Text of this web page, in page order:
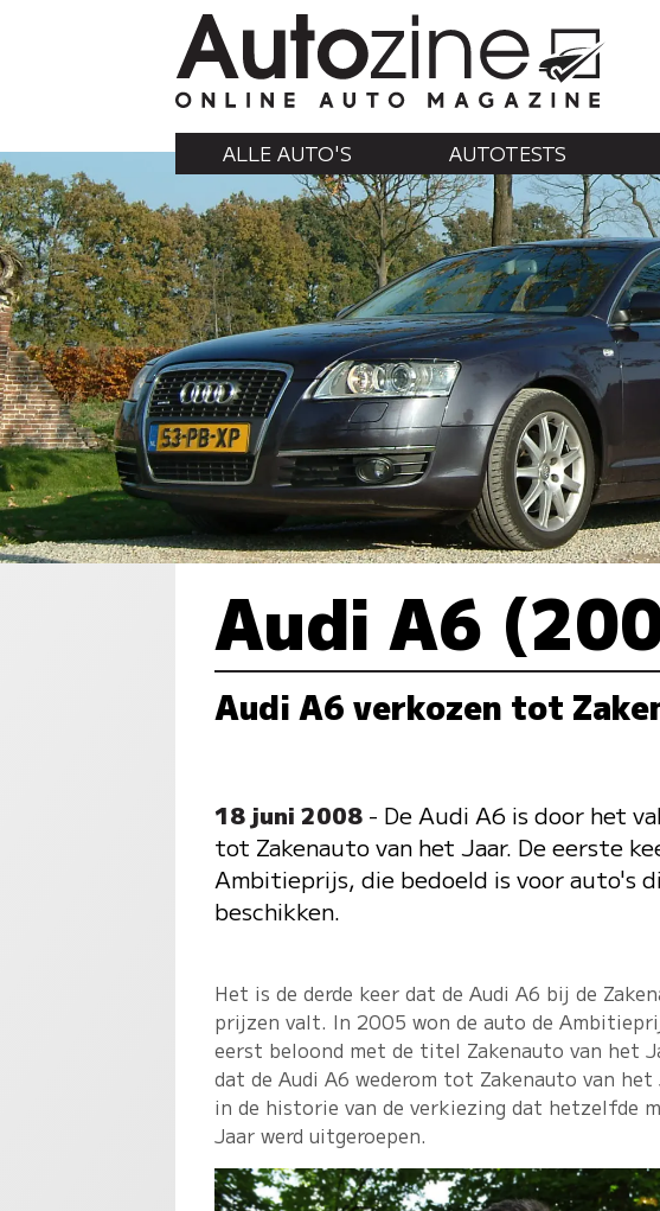
ALLE AUTO'S AUTOTESTS
Audi A6
Audi A6 verkozen tot
18 juni 2008 - De Audi A6 is door het
tot Zakenauto van het Jaar. De eerste
Ambitieprijs, die bedoeld is voor auto's
beschikken.
Het is de derde keer dat de Audi A6 bij de
prijzen valt. In 2005 won de auto de
eerst beloond met de titel Zakenauto van het
dat de Audi A6 wederom tot Zakenauto van
in de historie van de verkiezing dat hetzelfde
Jaar werd uitgeroepen.